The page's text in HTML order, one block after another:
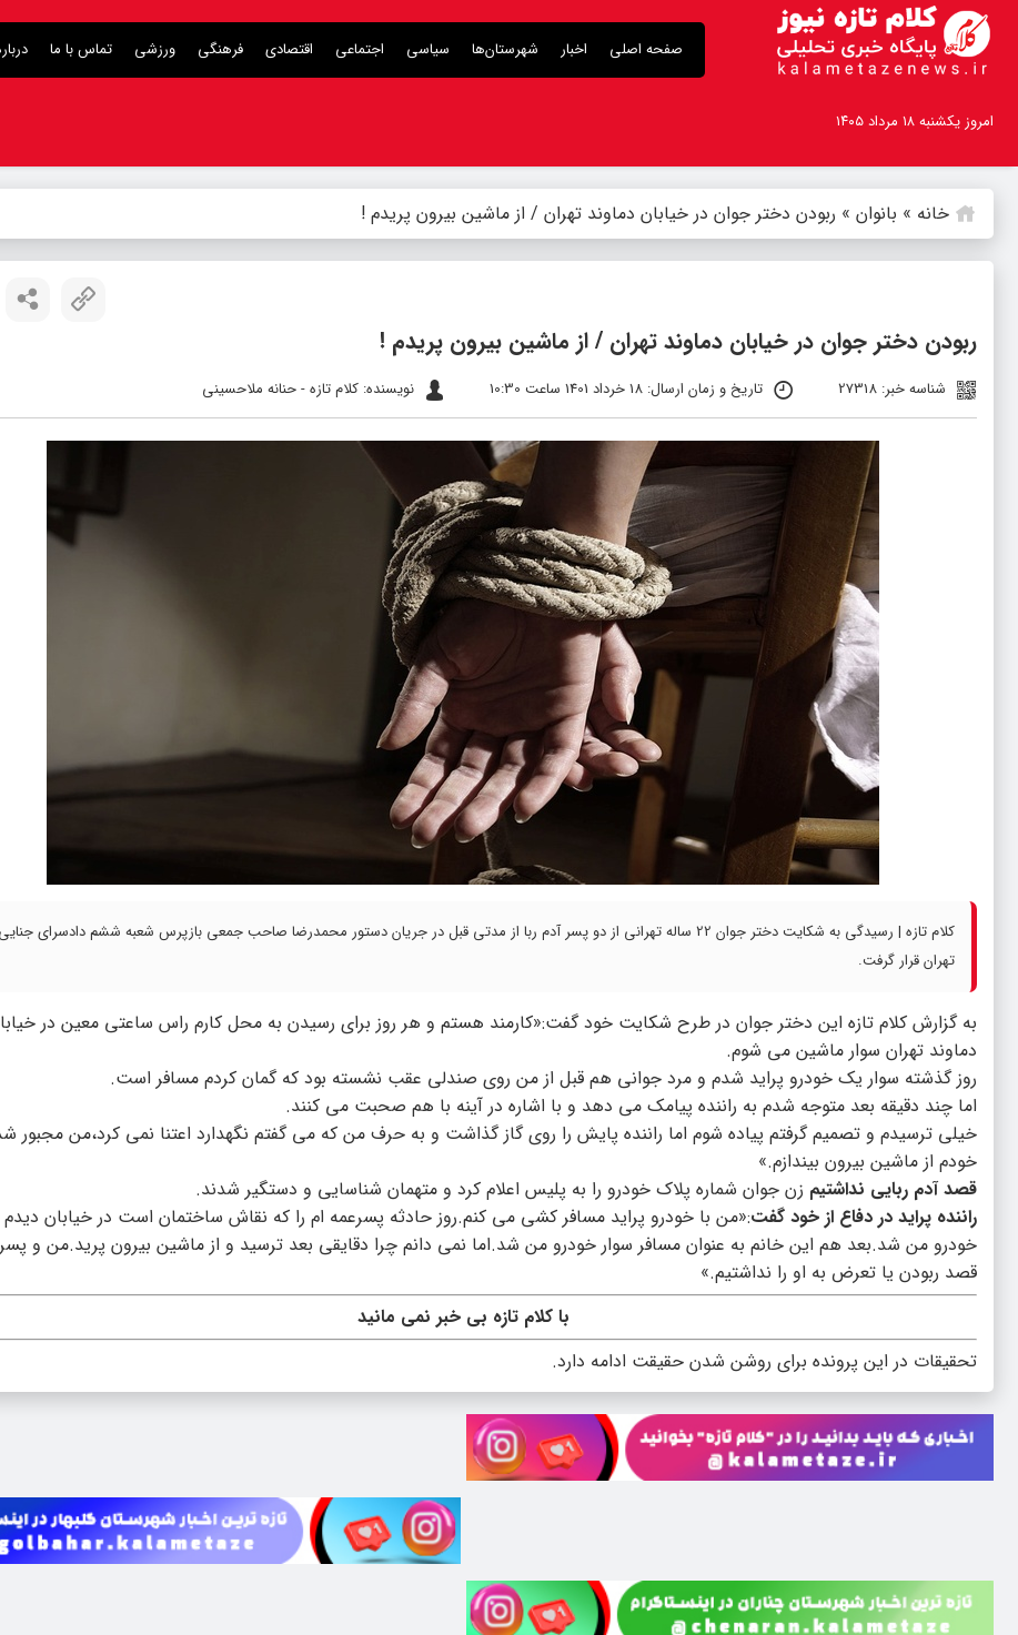
صفحه اصلی اخبار شهرستان‌ها سیاسی اجتماعی اقتصادی فرهنگی ورزشی تماس با ما
امروز یکشنبه ۱۸ مرداد ۱۴۰۵
خانه » بانوان » ربودن دختر جوان در خیابان دماوند تهران / از ماشین بیرون پریدم !
ربودن دختر جوان در خیابان دماوند تهران / از ماشین بیرون پریدم !
شناسه خبر: 27318 تاریخ و زمان ارسال: 18 خرداد 1401 ساعت 10:30 نویسنده: کلام تازه - حنانه ملاحسینی
کلام تازه | رسیدگی به شکایت دختر جوان 22 ساله تهرانی از دو پسر آدم ربا از مدتی قبل در جریان دستور محمدرضا صاحب جمعی بازپرس شعبه ششم دادسرای جنایی
تهران قرار گرفت.
به گزارش کلام تازه این دختر جوان در طرح شکایت خود گفت:«کارمند هستم و هر روز برای رسیدن به محل کارم راس ساعتی معین در
دماوند تهران سوار ماشین می شوم.
روز گذشته سوار یک خودرو پراید شدم و مرد جوانی هم قبل از من روی صندلی عقب نشسته بود که گمان کردم مسافر است.
اما چند دقیقه بعد متوجه شدم به راننده پیامک می دهد و با اشاره در آینه با هم صحبت می کنند.
خیلی ترسیدم و تصمیم گرفتم پیاده شوم اما راننده پایش را روی گاز گذاشت و به حرف من که می گفتم نگهدارد اعتنا نمی کرد،من مجبور
خودم از ماشین بیرون بیندازم.»
قصد آدم ربایی نداشتیم زن جوان شماره پلاک خودرو را به پلیس اعلام کرد و متهمان شناسایی و دستگیر شدند.
راننده پراید در دفاع از خود گفت:«من با خودرو پراید مسافر کشی می کنم.روز حادثه پسرعمه ام را که نقاش ساختمان است در خیابان دیدم
خودرو من شد.بعد هم این خانم به عنوان مسافر سوار خودرو من شد.اما نمی دانم چرا دقایقی بعد ترسید و از ماشین بیرون پرید.من و
قصد ربودن یا تعرض به او را نداشتیم.»
با کلام تازه بی خبر نمی مانید
تحقیقات در این پرونده برای روشن شدن حقیقت ادامه دارد.